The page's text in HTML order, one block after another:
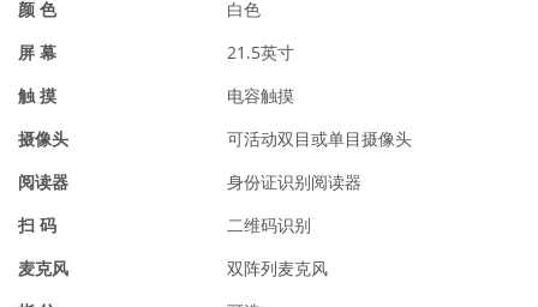
颜 色
白色
屏 幕
21.5英寸
触 摸
电容触摸
摄像头
可活动双目或单目摄像头
阅读器
身份证识别阅读器
扫 码
二维码识别
麦克风
双阵列麦克风